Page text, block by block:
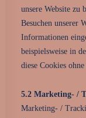
unsere Website zu
Besuchen unserer
Informationen
beispielsweise in
diese Cookies
5.2 Marketing- /
Marketing- /